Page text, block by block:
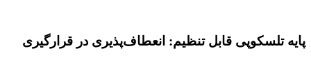
پایه تلسکوپی قابل تنظیم: انعطاف‌پذیری در قرارگیری